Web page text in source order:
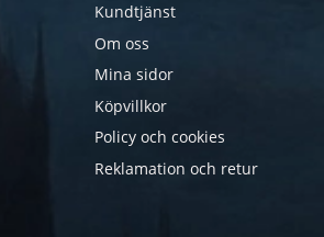
Kundtjänst
Om oss
Mina sidor
Köpvillkor
Policy och cookies
Reklamation och retur